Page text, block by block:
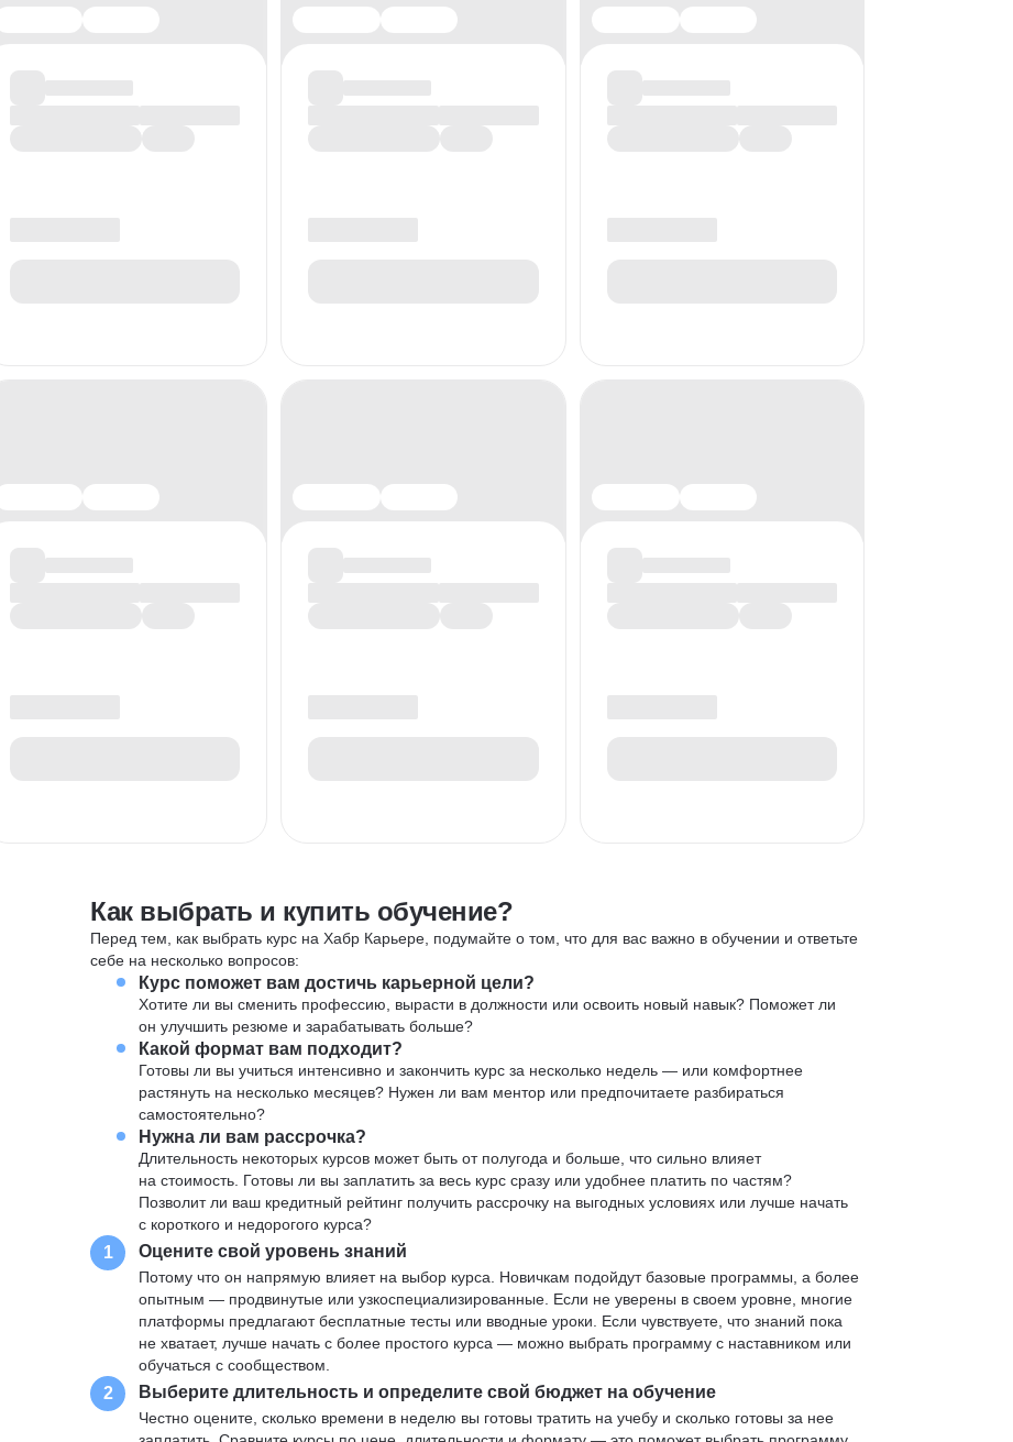
Как выбрать и купить обучение?
Перед тем, как выбрать курс на Хабр Карьере, подумайте о том, что для вас важно в обучении и ответьте
себе на несколько вопросов:
Курс поможет вам достичь карьерной цели?
Хотите ли вы сменить профессию, вырасти в должности или освоить новый навык? Поможет ли
он улучшить резюме и зарабатывать больше?
Какой формат вам подходит?
Готовы ли вы учиться интенсивно и закончить курс за несколько недель — или комфортнее
растянуть на несколько месяцев? Нужен ли вам ментор или предпочитаете разбираться
самостоятельно?
Нужна ли вам рассрочка?
Длительность некоторых курсов может быть от полугода и больше, что сильно влияет
на стоимость. Готовы ли вы заплатить за весь курс сразу или удобнее платить по частям?
Позволит ли ваш кредитный рейтинг получить рассрочку на выгодных условиях или лучше начать
с короткого и недорогого курса?
1 Оцените свой уровень знаний
Потому что он напрямую влияет на выбор курса. Новичкам подойдут базовые программы, а более
опытным — продвинутые или узкоспециализированные. Если не уверены в своем уровне, многие
платформы предлагают бесплатные тесты или вводные уроки. Если чувствуете, что знаний пока
не хватает, лучше начать с более простого курса — можно выбрать программу с наставником или
обучаться с сообществом.
2 Выберите длительность и определите свой бюджет на обучение
Честно оцените, сколько времени в неделю вы готовы тратить на учебу и сколько готовы за нее